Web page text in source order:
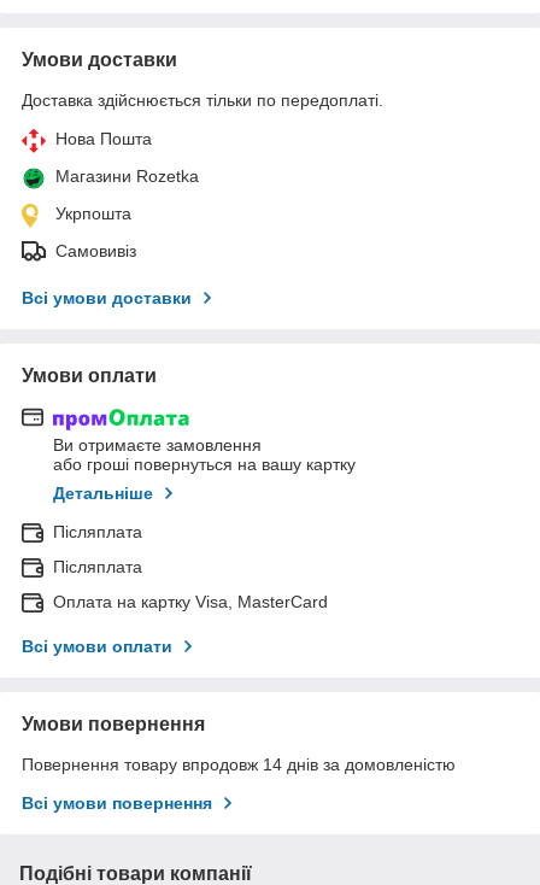
Умови доставки
Доставка здійснюється тільки по передоплаті.
Нова Пошта
Магазини Rozetka
Укрпошта
Самовивіз
Всі умови доставки
Умови оплати
Ви отримаєте замовлення
або гроші повернуться на вашу картку
Детальніше
Післяплата
Післяплата
Оплата на картку Visa, MasterCard
Всі умови оплати
Умови повернення
Повернення товару впродовж 14 днів за домовленістю
Всі умови повернення
Подібні товари компанії